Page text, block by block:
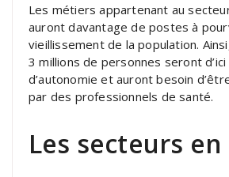
Les métiers appartenant au
auront davantage de postes à
vieillissement de la population.
3 millions de personnes seront
d’autonomie et auront besoin
par des professionnels de santé.
Les secteurs